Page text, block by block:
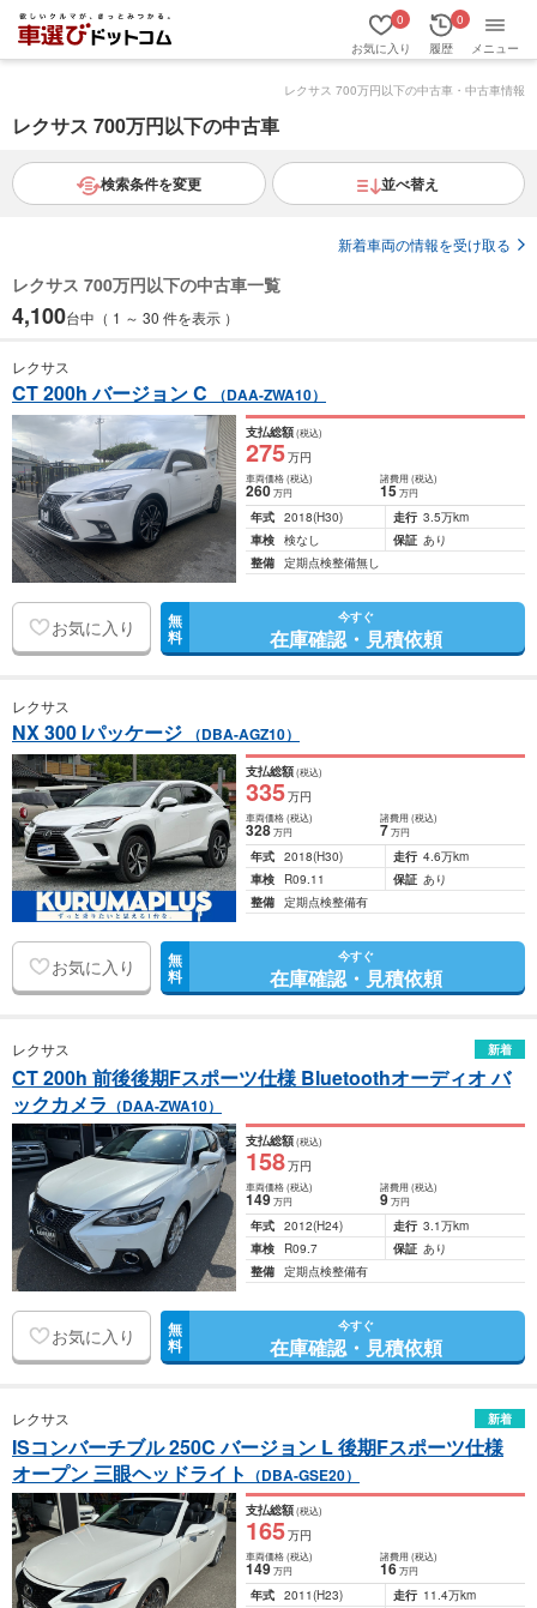
お気に入り
0
履歴
0
メニュー
レクサス 700万円以下の中古車・中古車情報
レクサス 700万円以下の中古車
検索条件を変更 並べ替え
新着車両の情報を受け取る
レクサス 700万円以下の中古車一覧
4,100台中（ 1 ～ 30 件を表示 ）
レクサス
CT 200h バージョン C （DAA-ZWA10）
支払総額(税込)
275万円
車両価格(税込)
260万円
諸費用 (税込)
15 万円
年式 2018(H30) 走行 3.5万km
車検 検なし 保証 あり
整備 定期点検整備無し
お気に入り 無
料
今すぐ
在庫確認・見積依頼
レクサス
NX 300 Iパッケージ （DBA-AGZ10）
支払総額(税込)
335万円
車両価格(税込)
328万円
諸費用 (税込)
7 万円
年式 2018(H30) 走行 4.6万km
車検
R09.11 保証 あり
整備 定期点検整備有
お気に入り 無
料
今すぐ
在庫確認・見積依頼
レクサス 新着
CT 200h 前後後期Fスポーツ仕様 Bluetoothオーディオ バ
ックカメラ （DAA-ZWA10）
支払総額(税込)
158万円
車両価格(税込)
149万円
諸費用 (税込)
9 万円
年式 2012(H24) 走行 3.1万km
車検
R09.7 保証 あり
整備 定期点検整備有
お気に入り 無
料
今すぐ
在庫確認・見積依頼
レクサス 新着
ISコンバーチブル 250C バージョン L 後期Fスポーツ仕様
オープン 三眼ヘッドライト （DBA-GSE20）
支払総額(税込)
165万円
車両価格(税込)
149万円
諸費用 (税込)
16 万円
年式 2011(H23) 走行 11.4万km